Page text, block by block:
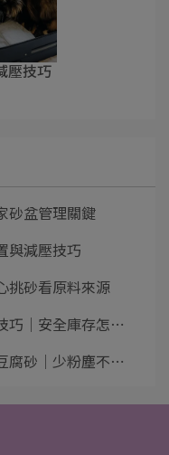
壓技巧
砂盆管理關鍵
與減壓技巧
挑砂看原料來源
巧｜安全庫存怎⋯
腐砂｜少粉塵不⋯